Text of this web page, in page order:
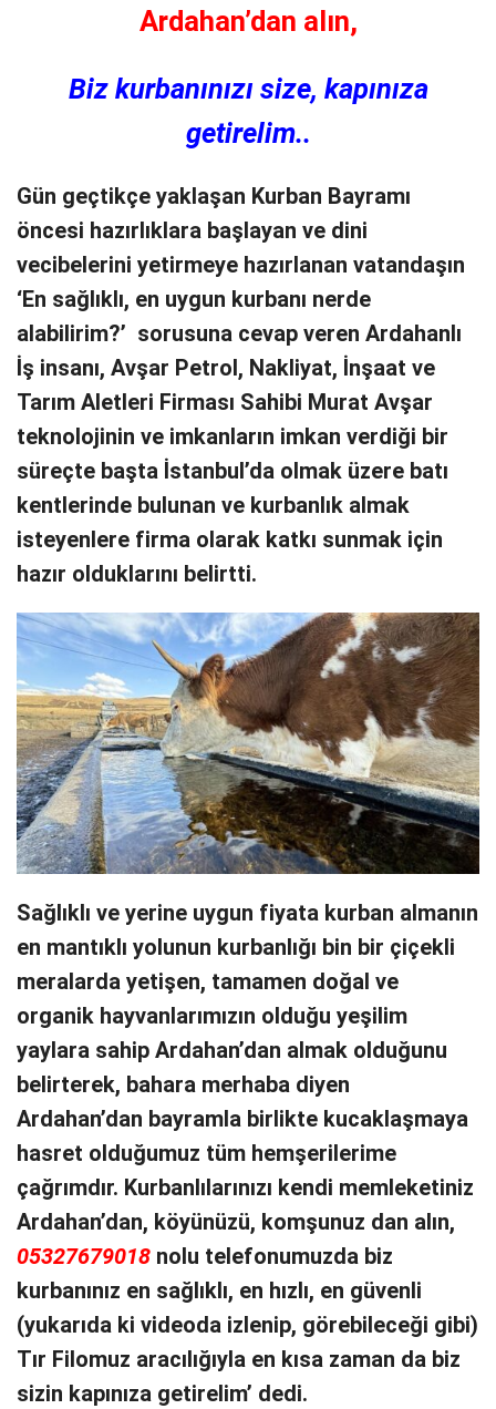
Ardahan’dan alın,
Biz kurbanınızı size, kapınıza
getirelim..
Gün geçtikçe yaklaşan Kurban Bayramı
öncesi hazırlıklara başlayan ve dini
vecibelerini yetirmeye hazırlanan vatandaşın
‘En sağlıklı, en uygun kurbanı nerde
alabilirim?’ sorusuna cevap veren Ardahanlı
İş insanı, Avşar Petrol, Nakliyat, İnşaat ve
Tarım Aletleri Firması Sahibi Murat Avşar
teknolojinin ve imkanların imkan verdiği bir
süreçte başta İstanbul’da olmak üzere batı
kentlerinde bulunan ve kurbanlık almak
isteyenlere firma olarak katkı sunmak için
hazır olduklarını belirtti.
Sağlıklı ve yerine uygun fiyata kurban almanın
en mantıklı yolunun kurbanlığı bin bir çiçekli
meralarda yetişen, tamamen doğal ve
organik hayvanlarımızın olduğu yeşilim
yaylara sahip Ardahan’dan almak olduğunu
belirterek, bahara merhaba diyen
Ardahan’dan bayramla birlikte kucaklaşmaya
hasret olduğumuz tüm hemşerilerime
çağrımdır. Kurbanlılarınızı kendi memleketiniz
Ardahan’dan, köyünüzü, komşunuz dan alın,
05327679018 nolu telefonumuzda biz
kurbanınız en sağlıklı, en hızlı, en güvenli
(yukarıda ki videoda izlenip, görebileceği gibi)
Tır Filomuz aracılığıyla en kısa zaman da biz
sizin kapınıza getirelim’ dedi.